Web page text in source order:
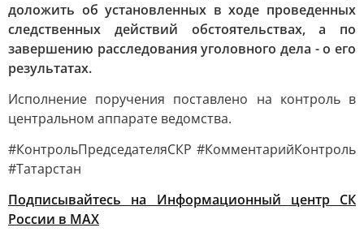
доложить об установленных в ходе проведенных
следственных действий обстоятельствах, а по
завершению расследования уголовного дела - о его
результатах.
Исполнение поручения поставлено на контроль в
центральном аппарате ведомства.
#КонтрольПредседателяСКР #КомментарийКонтроль
#Татарстан
Подписывайтесь на Информационный центр СК
России в MAХ